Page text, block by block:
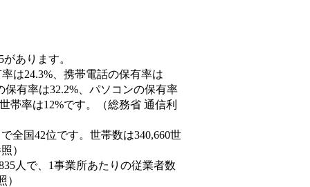
あります。
は24.3%、携帯電話の保有率は
有率は32.2%、パソコンの保有率
帯率は12%です。（総務省 通信利
全国42位です。世帯数は340,660世
）
人で、1事業所あたりの従業者数
）